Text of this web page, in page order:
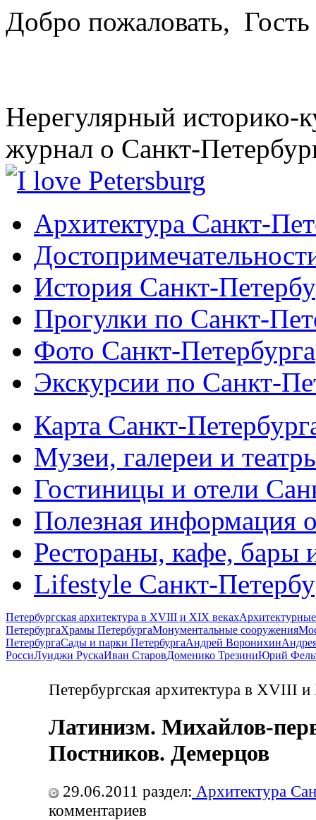
Добро пожаловать, Гость
Нерегулярный историко-
журнал о Санкт-
Архитектура Санкт-
История Санкт-
Прогулки по Санкт-
Фото Санкт-Петербурга
Экскурсии по Санкт-
Карта Санкт-
Музеи, галереи и
Гостиницы и отели
Полезная информация
Рестораны, кафе, бары
Lifestyle Санкт-
Петербургская архитектура в XVIII и XIX веках
ПетербургаХрамы ПетербургаМонументальные сооружения
ПетербургаСады и парки ПетербургаАндрей Воронихин
РоссиЛуиджи РускаИван СтаровДоменико ТрезиниЮрий
Петербургская архитектура в XVIII
Латинизм. Михайлов-
Постников. Демерцов
29.06.2011 раздел: Архитектура
комментариев